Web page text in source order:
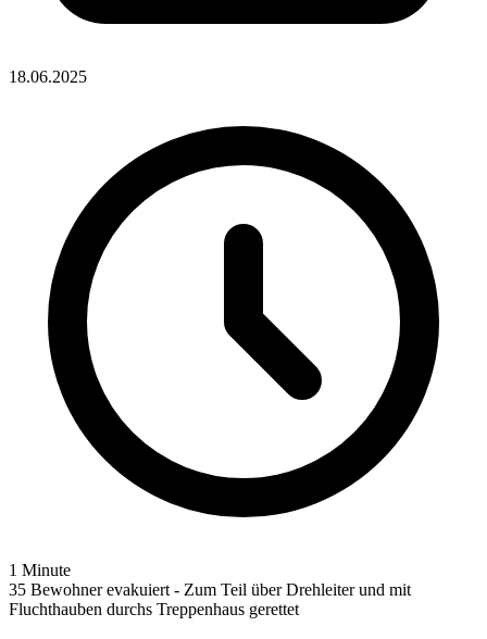
18.06.2025
1 Minute
35 Bewohner evakuiert - Zum Teil über Drehleiter und mit
Fluchthauben durchs Treppenhaus gerettet